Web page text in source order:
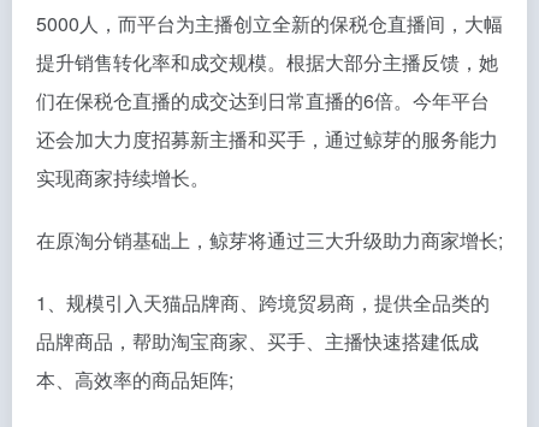
5000人，而平台为主播创立全新的保税仓直播间，大幅
提升销售转化率和成交规模。根据大部分主播反馈，她
们在保税仓直播的成交达到日常直播的6倍。今年平台
还会加大力度招募新主播和买手，通过鲸芽的服务能力
实现商家持续增长。
在原淘分销基础上，鲸芽将通过三大升级助力商家增长;
1、规模引入天猫品牌商、跨境贸易商，提供全品类的
品牌商品，帮助淘宝商家、买手、主播快速搭建低成
本、高效率的商品矩阵;